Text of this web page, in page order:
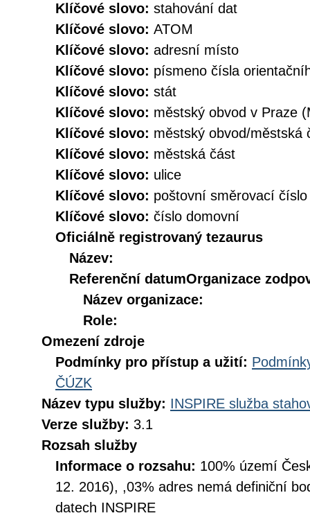
Klíčové slovo: stahování dat
Klíčové slovo: ATOM
Klíčové slovo: adresní místo
Klíčové slovo: písmeno čísla
Klíčové slovo: stát
Klíčové slovo: městský obvod v Praze
Klíčové slovo: městský obvod/městská
Klíčové slovo: městská část
Klíčové slovo: ulice
Klíčové slovo: poštovní směrovací číslo
Klíčové slovo: číslo domovní
Oficiálně registrovaný tezaurus
Název:
Referenční datumOrganizace
Název organizace:
Role:
Omezení zdroje
Podmínky pro přístup a užití:
ČÚZK
Název typu služby: INSPIRE služba
Verze služby: 3.1
Rozsah služby
Informace o rozsahu: 100% území
12. 2016), ,03% adres nemá definiční
datech INSPIRE